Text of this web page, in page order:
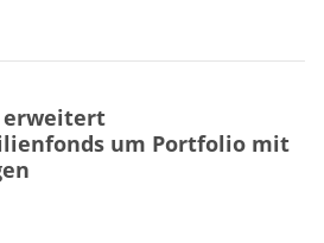
erweitert
um Portfolio mit